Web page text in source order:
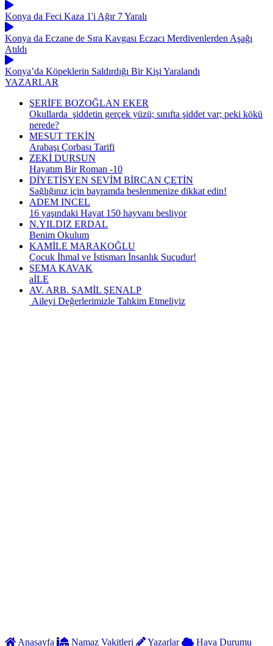
Konya da Feci Kaza 1'i Ağır 7 Yaralı
Konya da Eczane de Sıra Kavgası Eczacı Merdivenlerden Aşağı
Atıldı
Konya’da Köpeklerin Saldırdığı Bir Kişi Yaralandı
YAZARLAR
ŞERİFE BOZOĞLAN EKER
Okullarda şiddetin gerçek yüzü; sınıfta şiddet var; peki kökü
nerede?
MESUT TEKİN
Arabaşı Çorbası Tarifi
ZEKİ DURSUN
Hayatım Bir Roman -10
DİYETİSYEN SEVİM BİRCAN ÇETİN
Sağlığınız için bayramda beslenmenize dikkat edin!
ADEM INCEL
16 yaşındaki Hayat 150 hayvanı besliyor
N.YILDIZ ERDAL
Benim Okulum
KAMİLE MARAKOĞLU
Çocuk İhmal ve İstismarı İnsanlık Suçudur!
SEMA KAVAK
aİLE
AV. ARB. ŞAMİL ŞENALP
Aileyi Değerlerimizle Tahkim Etmeliyiz
Anasayfa Namaz Vakitleri Yazarlar Hava Durumu